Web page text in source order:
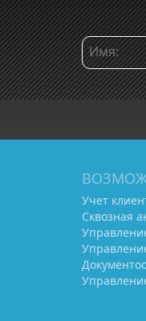
Учет
Сквозная